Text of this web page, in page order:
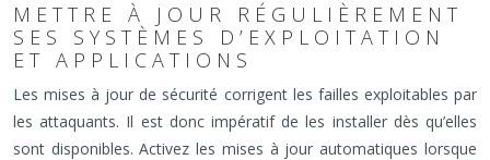
METTRE À JOUR RÉGULIÈREMENT
SES SYSTÈMES D’EXPLOITATION
ET APPLICATIONS
Les mises à jour de sécurité corrigent les failles exploitables par
les attaquants. Il est donc impératif de les installer dès qu’elles
sont disponibles. Activez les mises à jour automatiques lorsque